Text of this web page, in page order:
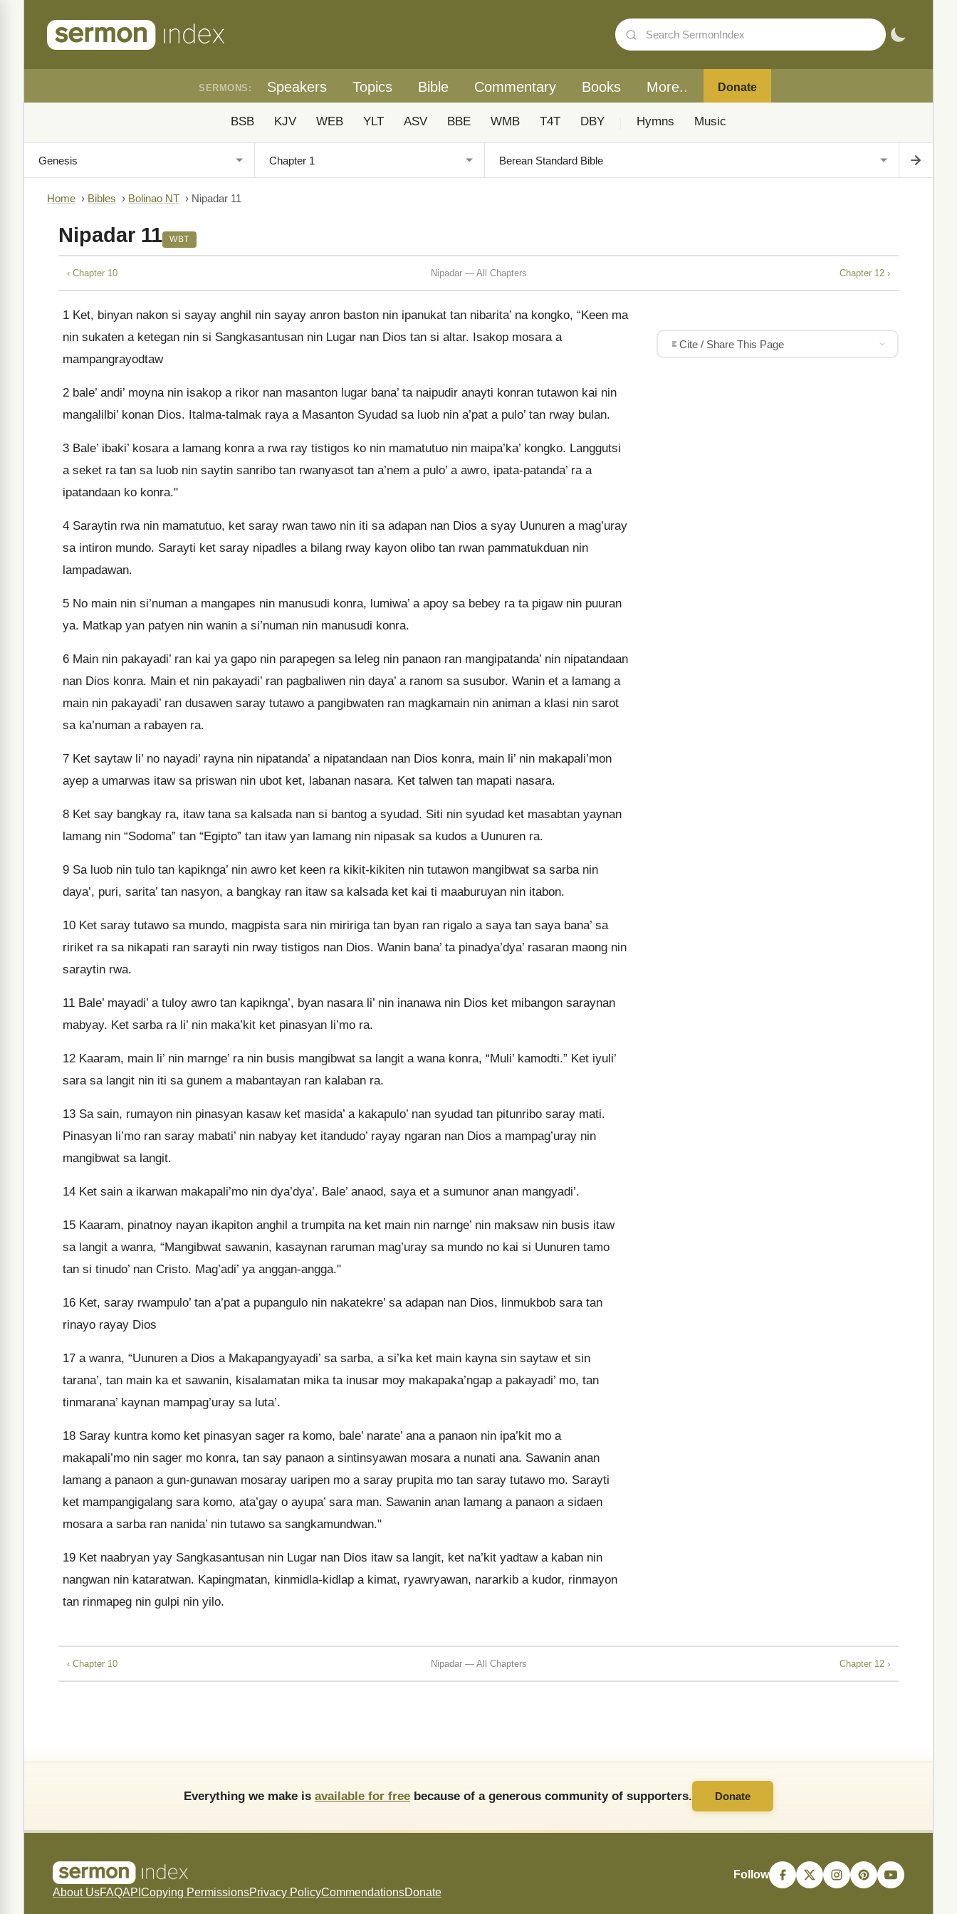
SERMONS: Speakers Topics Bible Commentary Books More.. Donate
BSB KJV WEB YLT ASV BBE WMB T4T DBY Hymns Music
Home › Bibles › Bolinao NT › Nipadar 11
Nipadar 11 WBT
‹ Chapter 10 Nipadar — All Chapters Chapter 12 ›
1 Ket, binyan nakon si sayay anghil nin sayay anron baston nin ipanukat tan nibarita’ na kongko, “Keen ma
nin sukaten a ketegan nin si Sangkasantusan nin Lugar nan Dios tan si altar. Isakop mosara a
mampangrayodtaw
2 bale’ andi’ moyna nin isakop a rikor nan masanton lugar bana’ ta naipudir anayti konran tutawon kai nin
mangalilbi’ konan Dios. Italma-talmak raya a Masanton Syudad sa luob nin a’pat a pulo’ tan rway bulan.
3 Bale’ ibaki’ kosara a lamang konra a rwa ray tistigos ko nin mamatutuo nin maipa’ka’ kongko. Langgutsi
a seket ra tan sa luob nin saytin sanribo tan rwanyasot tan a’nem a pulo’ a awro, ipata-patanda’ ra a
ipatandaan ko konra."
4 Saraytin rwa nin mamatutuo, ket saray rwan tawo nin iti sa adapan nan Dios a syay Uunuren a mag’uray
sa intiron mundo. Sarayti ket saray nipadles a bilang rway kayon olibo tan rwan pammatukduan nin
lampadawan.
5 No main nin si’numan a mangapes nin manusudi konra, lumiwa’ a apoy sa bebey ra ta pigaw nin puuran
ya. Matkap yan patyen nin wanin a si’numan nin manusudi konra.
6 Main nin pakayadi’ ran kai ya gapo nin parapegen sa leleg nin panaon ran mangipatanda’ nin nipatandaan
nan Dios konra. Main et nin pakayadi’ ran pagbaliwen nin daya’ a ranom sa susubor. Wanin et a lamang a
main nin pakayadi’ ran dusawen saray tutawo a pangibwaten ran magkamain nin animan a klasi nin sarot
sa ka’numan a rabayen ra.
7 Ket saytaw li’ no nayadi’ rayna nin nipatanda’ a nipatandaan nan Dios konra, main li’ nin makapali’mon
ayep a umarwas itaw sa priswan nin ubot ket, labanan nasara. Ket talwen tan mapati nasara.
8 Ket say bangkay ra, itaw tana sa kalsada nan si bantog a syudad. Siti nin syudad ket masabtan yaynan
lamang nin “Sodoma” tan “Egipto” tan itaw yan lamang nin nipasak sa kudos a Uunuren ra.
9 Sa luob nin tulo tan kapiknga’ nin awro ket keen ra kikit-kikiten nin tutawon mangibwat sa sarba nin
daya’, puri, sarita’ tan nasyon, a bangkay ran itaw sa kalsada ket kai ti maaburuyan nin itabon.
10 Ket saray tutawo sa mundo, magpista sara nin miririga tan byan ran rigalo a saya tan saya bana’ sa
ririket ra sa nikapati ran sarayti nin rway tistigos nan Dios. Wanin bana’ ta pinadya’dya’ rasaran maong nin
saraytin rwa.
11 Bale’ mayadi’ a tuloy awro tan kapiknga’, byan nasara li’ nin inanawa nin Dios ket mibangon saraynan
mabyay. Ket sarba ra li’ nin maka’kit ket pinasyan li’mo ra.
12 Kaaram, main li’ nin marnge’ ra nin busis mangibwat sa langit a wana konra, “Muli’ kamodti.” Ket iyuli’
sara sa langit nin iti sa gunem a mabantayan ran kalaban ra.
13 Sa sain, rumayon nin pinasyan kasaw ket masida’ a kakapulo’ nan syudad tan pitunribo saray mati.
Pinasyan li’mo ran saray mabati’ nin nabyay ket itandudo’ rayay ngaran nan Dios a mampag’uray nin
mangibwat sa langit.
14 Ket sain a ikarwan makapali’mo nin dya’dya’. Bale’ anaod, saya et a sumunor anan mangyadi’.
15 Kaaram, pinatnoy nayan ikapiton anghil a trumpita na ket main nin narnge’ nin maksaw nin busis itaw
sa langit a wanra, “Mangibwat sawanin, kasaynan raruman mag’uray sa mundo no kai si Uunuren tamo
tan si tinudo’ nan Cristo. Mag’adi’ ya anggan-angga."
16 Ket, saray rwampulo’ tan a’pat a pupangulo nin nakatekre’ sa adapan nan Dios, linmukbob sara tan
rinayo rayay Dios
17 a wanra, “Uunuren a Dios a Makapangyayadi’ sa sarba, a si’ka ket main kayna sin saytaw et sin
tarana’, tan main ka et sawanin, kisalamatan mika ta inusar moy makapaka’ngap a pakayadi’ mo, tan
tinmarana’ kaynan mampag’uray sa luta’.
18 Saray kuntra komo ket pinasyan sager ra komo, bale’ narate’ ana a panaon nin ipa’kit mo a
makapali’mo nin sager mo konra, tan say panaon a sintinsyawan mosara a nunati ana. Sawanin anan
lamang a panaon a gun-gunawan mosaray uaripen mo a saray prupita mo tan saray tutawo mo. Sarayti
ket mampangigalang sara komo, ata’gay o ayupa’ sara man. Sawanin anan lamang a panaon a sidaen
mosara a sarba ran nanida’ nin tutawo sa sangkamundwan."
19 Ket naabryan yay Sangkasantusan nin Lugar nan Dios itaw sa langit, ket na’kit yadtaw a kaban nin
nangwan nin kataratwan. Kapingmatan, kinmidla-kidlap a kimat, ryawryawan, nararkib a kudor, rinmayon
tan rinmapeg nin gulpi nin yilo.
Cite / Share This Page
‹ Chapter 10 Nipadar — All Chapters Chapter 12 ›
Everything we make is available for free because of a generous community of supporters. Donate
About UsFAQAPI Copying PermissionsPrivacy PolicyCommendationsDonate
Follow